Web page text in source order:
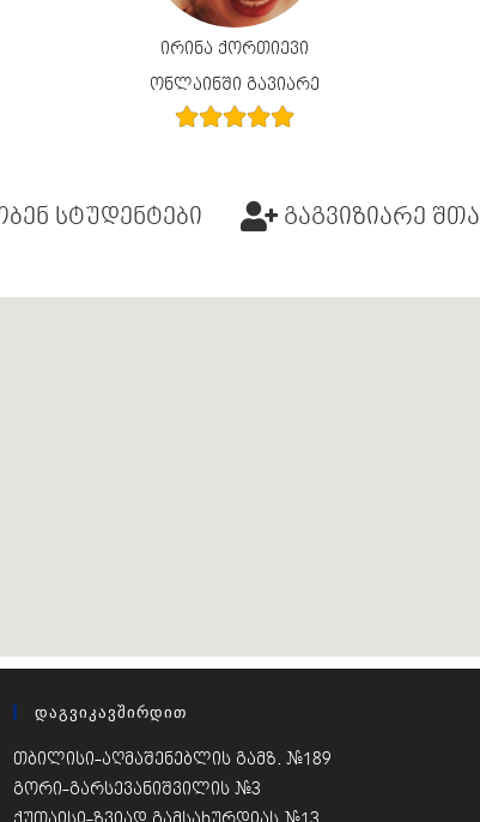
ირინა ქორთიევი
ონლაინში გავიარე
სტუდენტები გაგვიზიარე
Დაგვიკავშირდით
თბილისი-აღმაშენებლის გამზ. #189
გორი-გარსევანიშვილის #3